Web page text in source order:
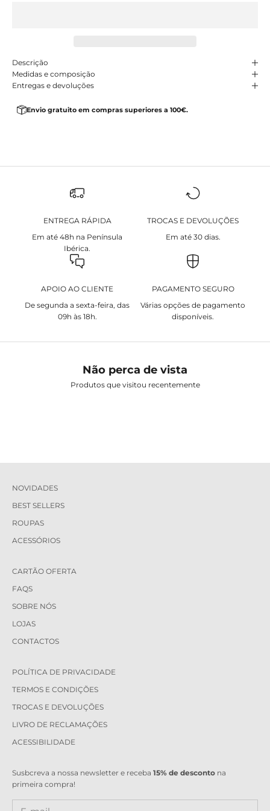
Descrição
Medidas e composição
Entregas e devoluções
Envio gratuito em compras superiores a 100€.
ENTREGA RÁPIDA
Em até 48h na Península
Ibérica.
TROCAS E DEVOLUÇÕES
Em até 30 dias.
APOIO AO CLIENTE
De segunda a sexta-feira, das
09h às 18h.
PAGAMENTO SEGURO
Várias opções de pagamento
disponíveis.
Não perca de vista
Produtos que visitou recentemente
NOVIDADES
BEST SELLERS
ROUPAS
ACESSÓRIOS
CARTÃO OFERTA
FAQS
SOBRE NÓS
LOJAS
CONTACTOS
POLÍTICA DE PRIVACIDADE
TERMOS E CONDIÇÕES
TROCAS E DEVOLUÇÕES
LIVRO DE RECLAMAÇÕES
ACESSIBILIDADE
Susbcreva a nossa newsletter e receba 15% de desconto na
primeira compra!